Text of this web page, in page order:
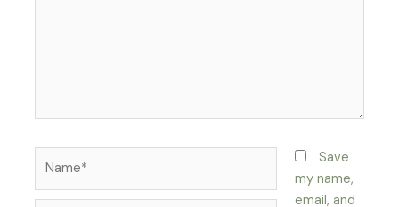
Save
my name,
email, and